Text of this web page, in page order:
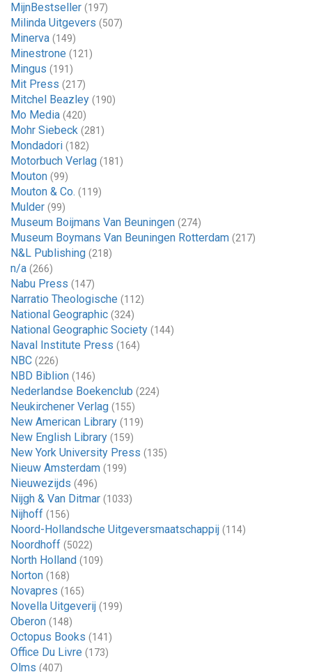
MijnBestseller (197)
Milinda Uitgevers (507)
Minerva (149)
Minestrone (121)
Mingus (191)
Mit Press (217)
Mitchel Beazley (190)
Mo Media (420)
Mohr Siebeck (281)
Mondadori (182)
Motorbuch Verlag (181)
Mouton (99)
Mouton & Co. (119)
Mulder (99)
Museum Boijmans Van Beuningen (274)
Museum Boymans Van Beuningen Rotterdam (217)
N&L Publishing (218)
n/a (266)
Nabu Press (147)
Narratio Theologische (112)
National Geographic (324)
National Geographic Society (144)
Naval Institute Press (164)
NBC (226)
NBD Biblion (146)
Nederlandse Boekenclub (224)
Neukirchener Verlag (155)
New American Library (119)
New English Library (159)
New York University Press (135)
Nieuw Amsterdam (199)
Nieuwezijds (496)
Nijgh & Van Ditmar (1033)
Nijhoff (156)
Noord-Hollandsche Uitgeversmaatschappij (114)
Noordhoff (5022)
North Holland (109)
Norton (168)
Novapres (165)
Novella Uitgeverij (199)
Oberon (148)
Octopus Books (141)
Office Du Livre (173)
Olms (407)